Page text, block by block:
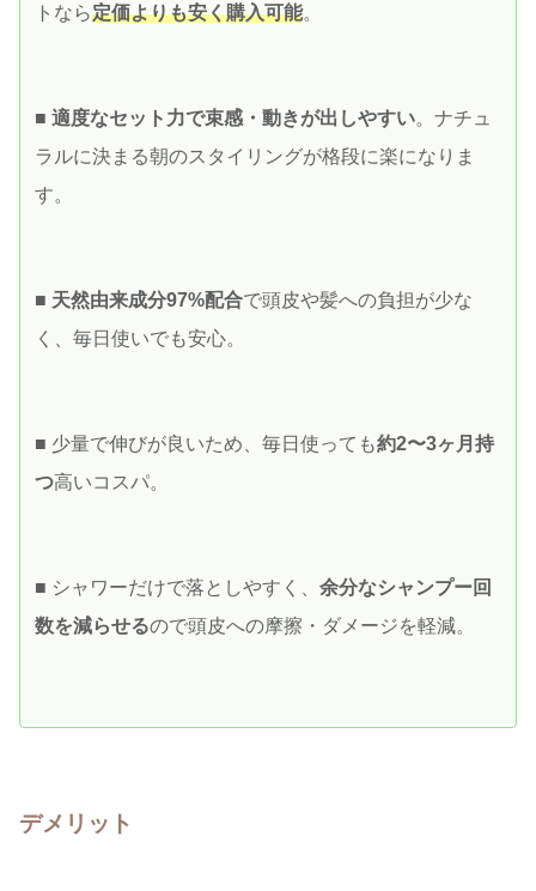
トなら定価よりも安く購入可能。
■ 適度なセット力で束感・動きが出しやすい。ナチュ
ラルに決まる朝のスタイリングが格段に楽になりま
す。
■ 天然由来成分97%配合で頭皮や髪への負担が少な
く、毎日使いでも安心。
■ 少量で伸びが良いため、毎日使っても約2〜3ヶ月持
つ高いコスパ。
■ シャワーだけで落としやすく、 余分なシャンプー回
数を減らせるので頭皮への摩擦・ダメージを軽減。
デメリット